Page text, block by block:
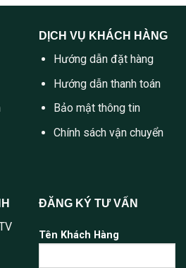
DỊCH VỤ KHÁCH HÀNG
Hướng dẫn đặt hàng
Hướng dẫn thanh toán
Bảo mật thông tin
Chính sách vận chuyển
ĐĂNG KÝ TƯ VẤN
Tên Khách Hàng